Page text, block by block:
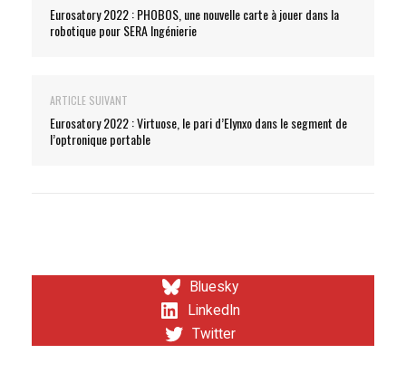
Eurosatory 2022 : PHOBOS, une nouvelle carte à jouer dans la
robotique pour SERA Ingénierie
ARTICLE SUIVANT
Eurosatory 2022 : Virtuose, le pari d’Elynxo dans le segment de
l’optronique portable
Bluesky
LinkedIn
Twitter